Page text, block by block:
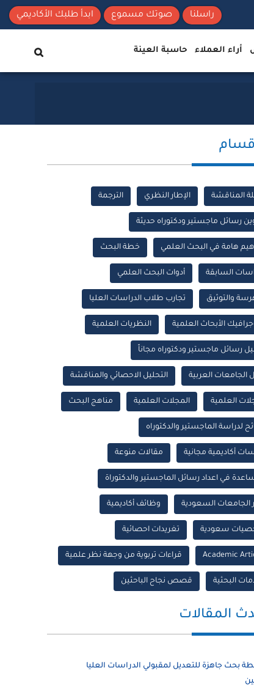
ابدأ طلبك الأكاديمي صوتك مسموع راسلنا
أراء العملاء حاسبة العينة
المناقشة الإطار النظري الترجمة
رسائل ماجستير ودكتوراه حديثة
هامة في البحث العلمي خطة البحث
السابقة أدوات البحث العلمي
والتوثيق تجارب طلاب الدراسات العليا
الأبحاث العلمية النظريات العلمية
رسائل ماجستير ودكتوراه مجاناً
الجامعات العربية التحليل الاحصائي والمناقشة
العلمية المجلات العلمية مناهج البحث
لدراسة الماجستير والدكتوراه
أكاديمية مجانية مقالات منوعة
في اعداد رسائل الماجستير والدكتوراة
الجامعات السعودية وظائف أكاديمية
سعودية تغريدات احصائية
Academic قراءات تربوية من وجهة نظر علمية
البحثية قصص نجاح الباحثين
المقالات
بحث جاهزة للتعديل لمقبولي الدراسات العليا